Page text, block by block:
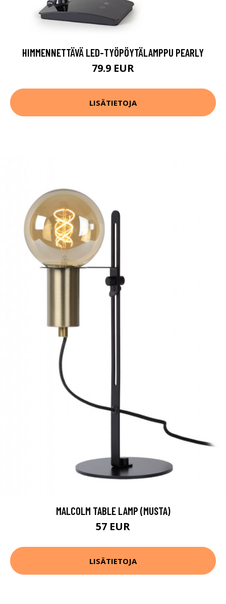
HIMMENNETTÄVÄ LED-TYÖPÖYTÄLAMPPU PEARLY
79.9 EUR
LISÄTIETOJA
MALCOLM TABLE LAMP (MUSTA)
57 EUR
LISÄTIETOJA